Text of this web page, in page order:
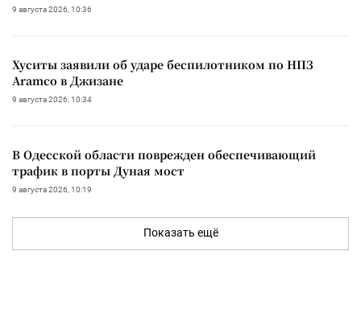
9 августа 2026, 10:36
Хуситы заявили об ударе беспилотником по НПЗ
Aramco в Джизане
9 августа 2026, 10:34
В Одесской области поврежден обеспечивающий
трафик в порты Дуная мост
9 августа 2026, 10:19
Показать ещё